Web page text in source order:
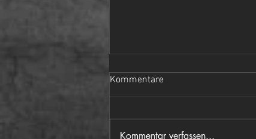
Kommentare
Kommentar verfassen...